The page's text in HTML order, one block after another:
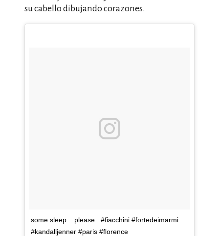
su cabello dibujando corazones.
some sleep .. please.. #fiacchini #fortedeimarmi
#kandalljenner #paris #florence